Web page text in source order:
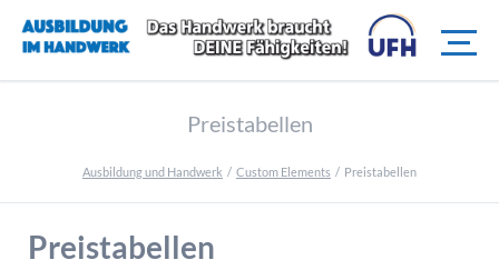
Preistabellen
Ausbildung und Handwerk Custom Elements Preistabellen
Preistabellen